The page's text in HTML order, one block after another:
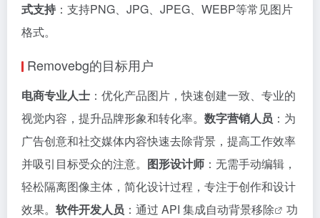
式支持 ：支持PNG、JPG、JPEG、WEBP等常见图片
格式。
Removebg的目标用户
电商专业人士 ：优化产品图片，快速创建一致、专业的
视觉内容，提升品牌形象和转化率。 数字营销人员 ：为
广告创意和社交媒体内容快速去除背景，提高工作效率
并吸引目标受众的注意。 图形设计师 ：无需手动编辑，
轻松隔离图像主体，简化设计过程，专注于创作和设计
效果。 软件开发人员 ：通过 API 集成自动背景移除
功